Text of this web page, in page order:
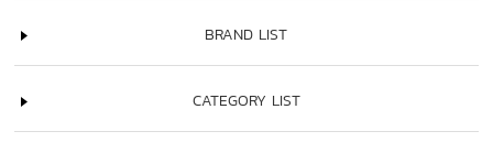
BRAND LIST
CATEGORY LIST